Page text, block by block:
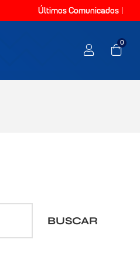
Últimos Comunicados
0
BUSCAR